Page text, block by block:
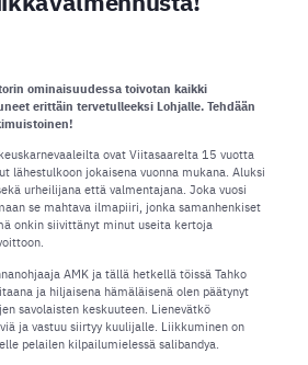
ominaisuudessa toivotan kaikki
erittäin tervetulleeksi Lohjalle. Tehdään
ovat Viitasaarelta 15 vuotta
lähestulkoon jokaisena vuonna mukana. Aluksi
urheilijana että valmentajana. Joka vuosi
se mahtava ilmapiiri, jonka samanhenkiset
onkin siivittänyt minut useita kertoja
AMK ja tällä hetkellä töissä Tahko
ja hiljaisena hämäläisenä olen päätynyt
savolaisten keskuuteen. Lienevätkö
ja vastuu siirtyy kuulijalle. Liikkuminen on
pelailen kilpailumielessä salibandya.